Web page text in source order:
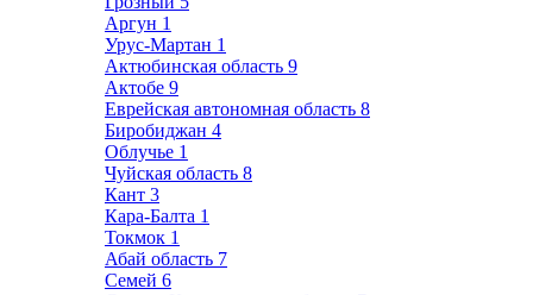
Аргун 1
Урус-Мартан 1
Актюбинская область 9
Актобе 9
Еврейская автономная область 8
Биробиджан 4
Облучье 1
Чуйская область 8
Кант 3
Кара-Балта 1
Токмок 1
Абай область 7
Семей 6